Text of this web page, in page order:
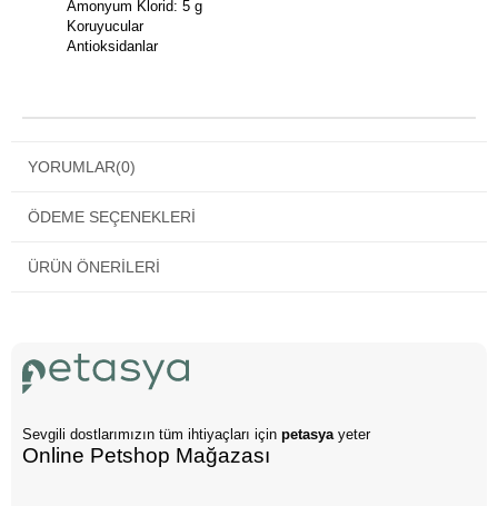
Amonyum Klorid: 5 g
Koruyucular
Antioksidanlar
YORUMLAR(0)
ÖDEME SEÇENEKLERI
ÜRÜN ÖNERILERI
Sevgili dostlarımızın tüm ihtiyaçları için petasyayeter
Online Petshop Mağazası